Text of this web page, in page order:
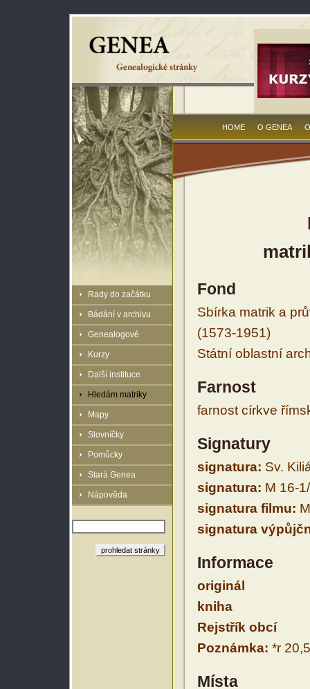
Rady do začátku
Bádání v archivu
Genealogové
Kurzy
Další instituce
Hledám matriky
Mapy
Slovníčky
Pomůcky
Stará Genea
Nápověda
HOME O GENEA
Fond
Sbírka matrik a
(1573-1951)
Státní oblastní
Farnost
farnost církve
Signatury
signatura: Sv.
signatura: M 16-
signatura filmu:
signatura
Informace
originál
kniha
Rejstřík obcí
Poznámka: *r
Místa